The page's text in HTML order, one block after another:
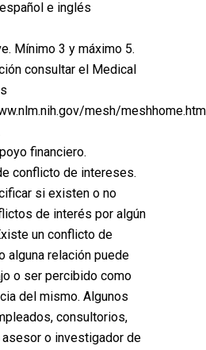
e inglés
Mínimo 3 y máximo 5.
consultar el Medical
mesh/
financiero.
conflicto de intereses.
si existen o no
de interés por algún
un conflicto de
alguna relación puede
o ser percibido como
del mismo. Algunos
consultorios,
o investigador de